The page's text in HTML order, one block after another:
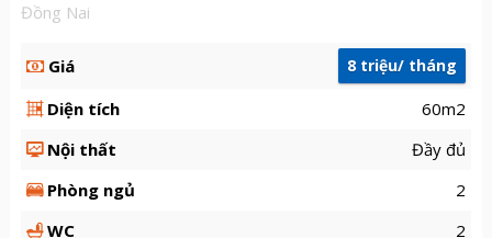
Đồng Nai
Giá 8 triệu/ tháng
Diện tích
60m2
Nội thất
Đầy đủ
Phòng ngủ
2
WC
2